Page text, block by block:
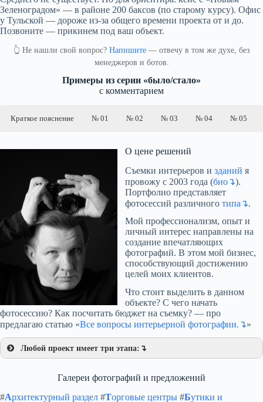
Зеленоградом» — в районе 200 баксов (по старому курсу). Офис
у Тульской — дороже из-за общего времени проекта от и до.
Позвоните — прикинем под ваш объект.
👆 Не нашли свой вопрос? Напишите— отвечу в том же духе, без
менеджеров и ботов.
Примеры из серии «было/стало»
с комментарием
Краткое пояснение № 01 № 02 № 03 № 04
№ 05
изображений. Причина для этого проста — эти фотографии сделаны для
минимальное время на пост продакшн. Тем не менее, эти
профессиональная коррекция важна и она делает свое дело эффективно
и честно.
Много зданий в Москве)).
Одни расположены на узких улицах, с ритмично запарковаными
автомобилями, другие стоят вдоль широких потоков транспорта,
разгоняющего обычный земной воздух до столичных скоростей.
Каждый объект имеет колоссальное значение в глазах владельцев,
арендаторов, своих творцов, заказывающих съемку у профессионала,
чтобы получить что-то лучшее, чем кадры на свой телефон.
О цене решений
Съемки интерьеров и зданий я
провожу с 2003 года (био↴).
Портфолио представляет
фотосессий различного типа↴.
Мой профессионализм, опыт и
личный интерес направлены на
создание впечатляющих
фотографий. В этом мой бизнес,
способствующий достижению
целей моих клиентов.
Что стоит выделить в данном
объекте? С чего начать
фотосессию? Как посчитать бюджет на съемку? — про
предлагаю статью «Все вопросы интерьерной фотографии.↴»
Любой проект имеет три этапа:↴
Галереи фотографий и предложений
#Архитектурный раздел #Торговые центры #Бутики и